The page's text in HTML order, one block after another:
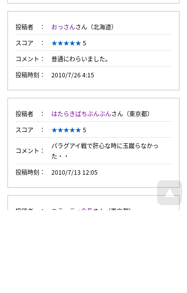
投稿者 おっさんさん（北海道）
スコア
5
コメント
普通にわらいました。
投稿時刻
2010/7/26 4:15
投稿者 はたらきばちぶんぶんさん（東京都）
スコア
5
コメント
パラグアイ戦で肝心な時に玉蹴らなかっ
た・・
投稿時刻
2010/7/13 12:05
投稿者 モラッティ会長さん（東京都）